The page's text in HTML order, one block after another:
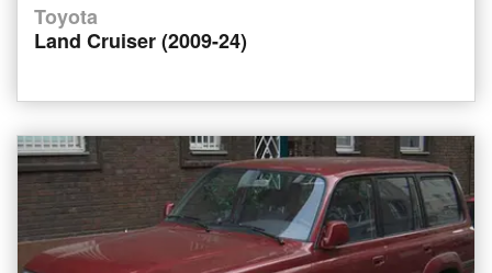
Toyota
Land Cruiser (2009-24)